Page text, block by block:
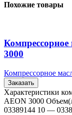
Похожие товары
3000
Компрессорное
Заказать
Характеристики
AEON 3000
03389144 10 —